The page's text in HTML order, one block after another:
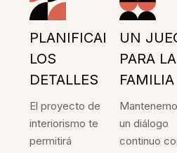
PLANIFICAR
LOS
DETALLES
El proyecto de
interiorismo te
permitirá
UN
PARA LA
FAMILIA
un diálogo
continuo